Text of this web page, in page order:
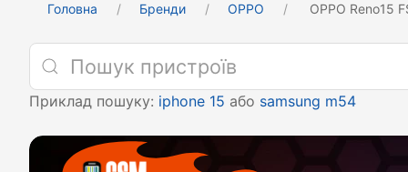
Головна Бренди OPPO OPPO Reno15
Приклад пошуку: iphone 15 або samsung m54